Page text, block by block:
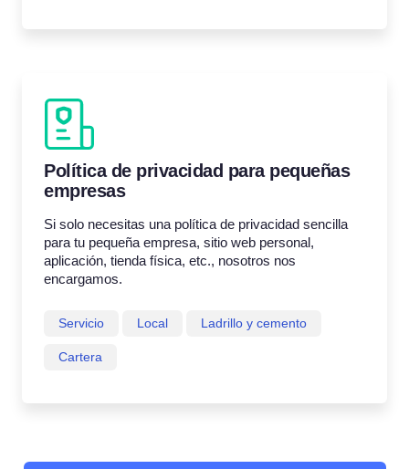
Política de privacidad para pequeñas
empresas
Si solo necesitas una política de privacidad sencilla
para tu pequeña empresa, sitio web personal,
aplicación, tienda física, etc., nosotros nos
encargamos.
Servicio Local Ladrillo y cemento
Cartera